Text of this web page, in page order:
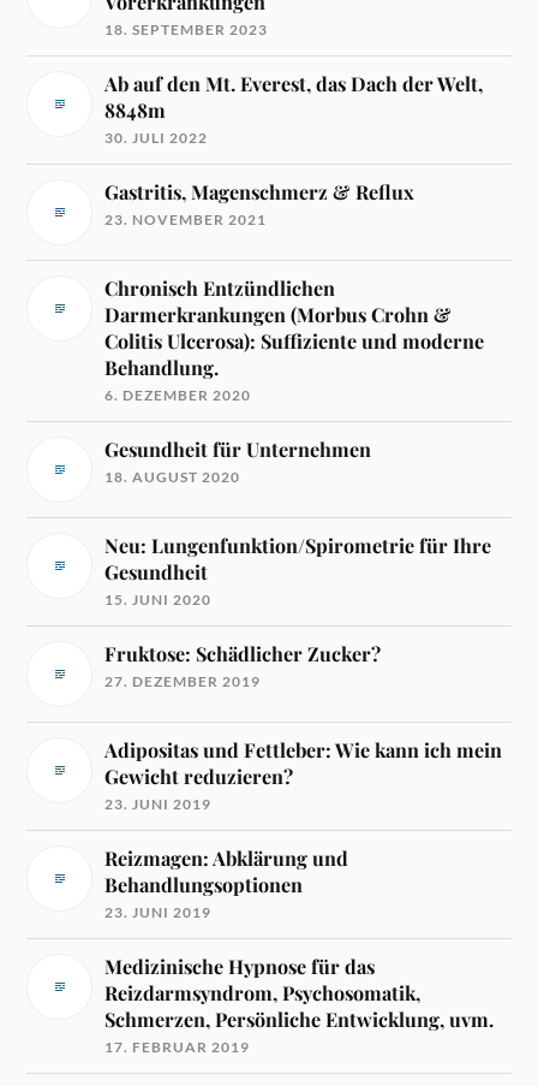
18. SEPTEMBER 2023
Ab auf den Mt. Everest, das Dach der Welt,
8848m
30. JULI 2022
Gastritis, Magenschmerz & Reflux
23. NOVEMBER 2021
Chronisch Entzündlichen
Darmerkrankungen (Morbus Crohn &
Colitis Ulcerosa): Suffiziente und moderne
Behandlung.
6. DEZEMBER 2020
Gesundheit für Unternehmen
18. AUGUST 2020
Neu: Lungenfunktion/Spirometrie für Ihre
Gesundheit
15. JUNI 2020
Fruktose: Schädlicher Zucker?
27. DEZEMBER 2019
Adipositas und Fettleber: Wie kann ich mein
Gewicht reduzieren?
23. JUNI 2019
Reizmagen: Abklärung und
Behandlungsoptionen
23. JUNI 2019
Medizinische Hypnose für das
Reizdarmsyndrom, Psychosomatik,
Schmerzen, Persönliche Entwicklung, uvm.
17. FEBRUAR 2019